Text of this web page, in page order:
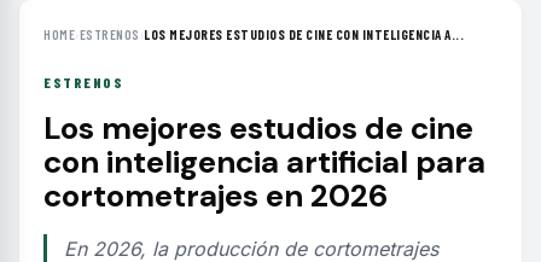
HOME›ESTRENOS ›LOS MEJORES ESTUDIOS DE CINE CON INTELIGENCIA A...
ESTRENOS
Los mejores estudios de cine
con inteligencia artificial para
cortometrajes en 2026
En 2026, la producción de cortometrajes